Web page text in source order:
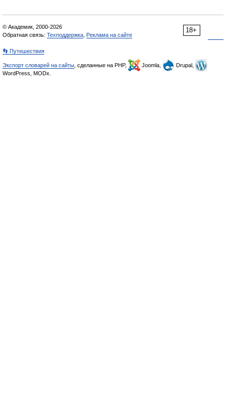
18+
© Академик, 2000-2026
Обратная связь: Техподдержка Реклама на сайте
👣 Путешествия
Экспорт словарей на сайты , сделанные на PHP, Joomla,
Drupal,
WordPress, MODx.